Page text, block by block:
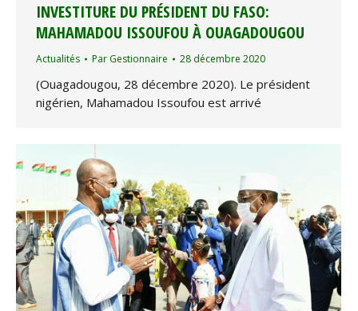
INVESTITURE DU PRÉSIDENT DU FASO:
MAHAMADOU ISSOUFOU À OUAGADOUGOU
Actualités Par Gestionnaire 28 décembre 2020
(Ouagadougou, 28 décembre 2020). Le président
nigérien, Mahamadou Issoufou est arrivé